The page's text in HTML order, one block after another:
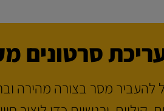
סרטונים
להעביר מסר בצורה מהירה